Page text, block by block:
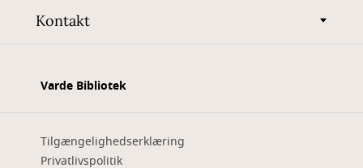
Kontakt
Varde Bibliotek
Tilgængelighedserklæring
Privatlivspolitik